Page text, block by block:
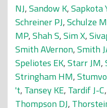
NJ,Sandow K,Sapkota
Schreiner PJ,Schulze
MP,Shah S,Sim X,
Smith AVernon,Smith
Speliotes EK,Starr JM,
Stringham HM,
't, Tansey KE, Tardif J-C,
Thompson DJ,